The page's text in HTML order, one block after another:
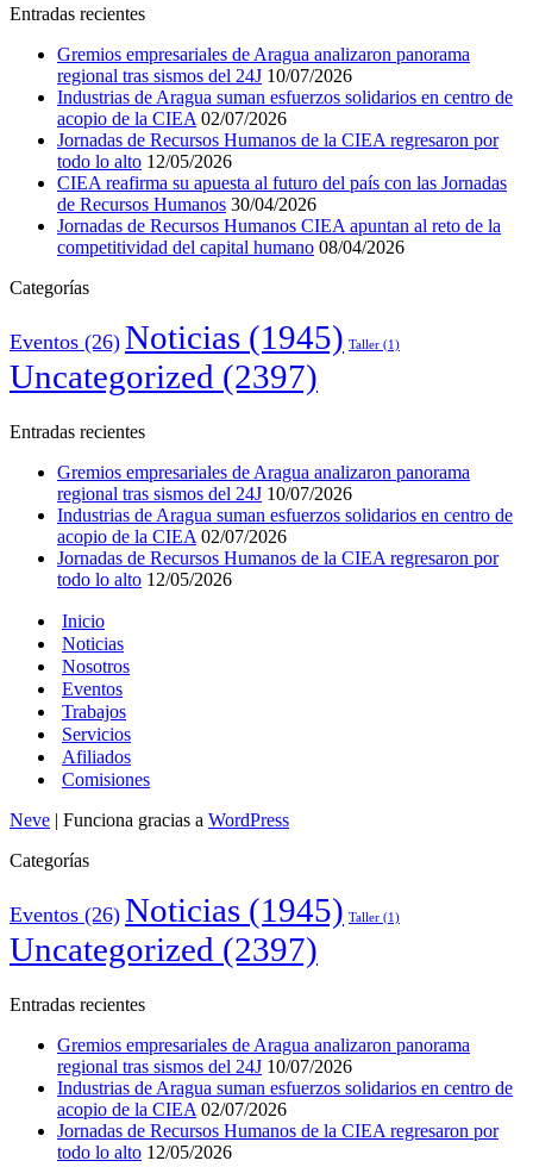
Entradas recientes
Gremios empresariales de Aragua analizaron panorama
regional tras sismos del 24J 10/07/2026
Industrias de Aragua suman esfuerzos solidarios en centro de
acopio de la CIEA 02/07/2026
Jornadas de Recursos Humanos de la CIEA regresaron por
todo lo alto 12/05/2026
CIEA reafirma su apuesta al futuro del país con las Jornadas
de Recursos Humanos 30/04/2026
Jornadas de Recursos Humanos CIEA apuntan al reto de la
competitividad del capital humano 08/04/2026
Categorías
Eventos (26) Noticias (1945) Taller (1)
Uncategorized (2397)
Entradas recientes
Gremios empresariales de Aragua analizaron panorama
regional tras sismos del 24J 10/07/2026
Industrias de Aragua suman esfuerzos solidarios en centro de
acopio de la CIEA 02/07/2026
Jornadas de Recursos Humanos de la CIEA regresaron por
todo lo alto 12/05/2026
Inicio
Noticias
Nosotros
Eventos
Trabajos
Servicios
Afiliados
Comisiones
Neve | Funciona gracias a WordPress
Categorías
Eventos (26) Noticias (1945) Taller (1)
Uncategorized (2397)
Entradas recientes
Gremios empresariales de Aragua analizaron panorama
regional tras sismos del 24J 10/07/2026
Industrias de Aragua suman esfuerzos solidarios en centro de
acopio de la CIEA 02/07/2026
Jornadas de Recursos Humanos de la CIEA regresaron por
todo lo alto 12/05/2026